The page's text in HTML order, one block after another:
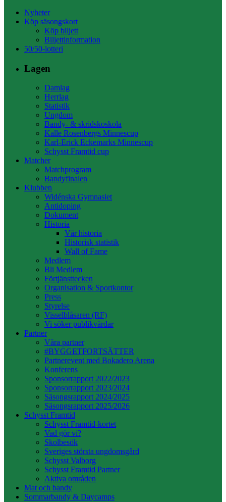
Nyheter
Köp säsongskort
Köp biljett
Biljettinformation
50/50-lotteri
Lagen
Damlag
Herrlag
Statistik
Ungdom
Bandy- & skridskoskola
Kalle Rosenbergs Minnescup
Karl-Erick Eckemarks Minnescup
Schysst Framtid cup
Matcher
Matchprogram
Bandyfinalen
Klubben
Widénska Gymnasiet
Antidoping
Dokument
Historia
Vår historia
Historisk statistik
Wall of Fame
Medlem
Bli Medlem
Förtjänsttecken
Organisation & Sportkontor
Press
Styrelse
Visselblåsaren (RF)
Vi söker publikvärdar
Partner
Våra partner
#BYGGETFORTSÄTTER
Partnerevent med Bokadero Arena
Konferens
Sponsorrapport 2022/2023
Sponsorrapport 2023/2024
Säsongsrapport 2024/2025
Säsongsrapport 2025/2026
Schysst Framtid
Schysst Framtid-kortet
Vad gör vi?
Skolbesök
Sveriges största ungdomsgård
Schysst Valborg
Schysst Framtid Partner
Aktiva områden
Mat och bandy
Sommarbandy & Daycamps